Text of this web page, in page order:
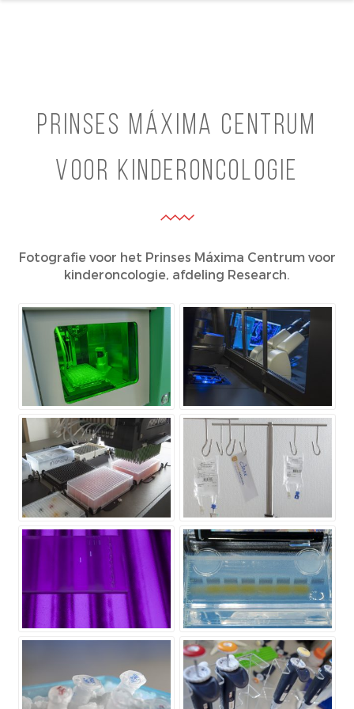
Skip to contentPrinses Máxima Centrum
voor kinderoncologie
Fotografie voor het Prinses Máxima Centrum voor
kinderoncologie, afdeling Research.